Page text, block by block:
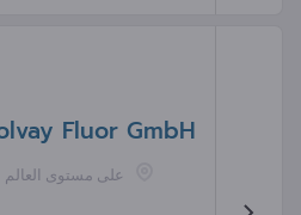
Fluor GmbH
على مستوى العالم